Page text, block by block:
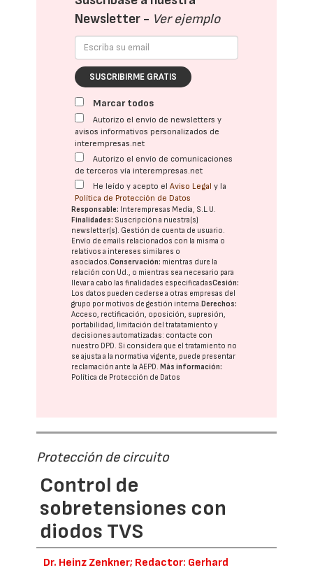
Newsletter - Ver ejemplo
SUSCRIBIRME GRATIS
Marcar todos
Autorizo el envío de newsletters y
avisos informativos personalizados de
interempresas.net
Autorizo el envío de comunicaciones
de terceros vía interempresas.net
He leído y acepto elAviso Legal y la
Política de Protección de Datos
Responsable: Interempresas Media, S.L.U.
Finalidades: Suscripción a nuestra(s)
newsletter(s). Gestión de cuenta de usuario.
Envío de emails relacionados con la misma o
relativos a intereses similares o
asociados.Conservación: mientras dure la
relación con Ud., o mientras sea necesario para
llevar a cabo las finalidades especificadasCesión:
Los datos pueden cederse a otras empresas del
grupo por motivos de gestión interna.Derechos:
Acceso, rectificación, oposición, supresión,
portabilidad, limitación del tratatamiento y
decisiones automatizadas: contacte con
nuestro DPD. Si considera que el tratamiento no
se ajusta a la normativa vigente, puede presentar
reclamación ante laAEPD.Más información:
Política de Protección de Datos
Protección de circuito
Control de
sobretensiones con
diodos TVS
Dr. Heinz Zenkner; Redactor: Gerhard